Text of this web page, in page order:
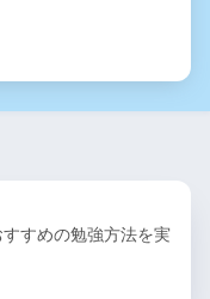
すめの勉強方法を実